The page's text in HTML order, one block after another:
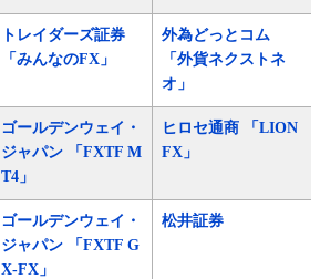
トレイダーズ証券
「みんなのFX」
外為どっとコム
「外貨ネクストネ
オ」
ゴールデンウェイ・
ジャパン 「FXTF M
T4」
ヒロセ通商 「LION
FX」
ゴールデンウェイ・
ジャパン 「FXTF G
X-FX」
松井証券